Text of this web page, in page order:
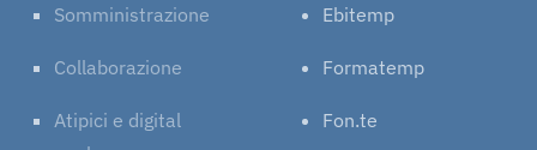
Somministrazione
Collaborazione
Atipici e digital
Ebitemp
Formatemp
Fon.te